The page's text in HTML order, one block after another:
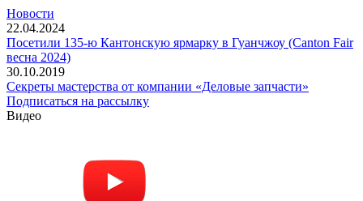
Новости
22.04.2024
Посетили 135-ю Кантонскую ярмарку в Гуанчжоу (Canton Fair
весна 2024)
30.10.2019
Секреты мастерства от компании «Деловые запчасти»
Подписаться на рассылку
Видео